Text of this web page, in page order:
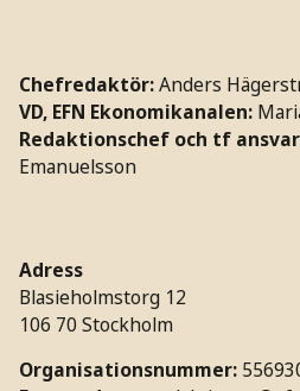
Chefredaktör:Anders
VD, EFN Ekonomikanalen:
Redaktionschef och tf
Emanuelsson
Adress
Blasieholmstorg 12
106 70 Stockholm
Organisationsnummer: